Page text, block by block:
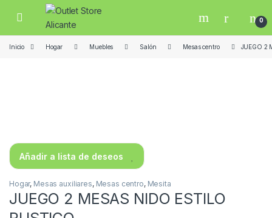
Skip to navigation
Skip to content
Open 0
Inicio Hogar Muebles Salón Mesas centro JUEGO 2
Añadir a lista de deseos
Hogar, Mesas auxiliares, Mesas centro, Mesita
JUEGO 2 MESAS NIDO ESTILO